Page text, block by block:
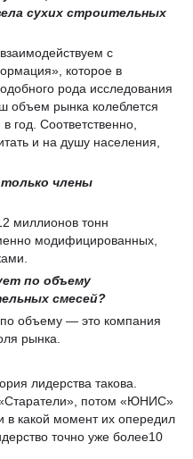
сухих строительных
с
которое в
рода исследования
объем рынка колеблется
год. Соответственно,
и на душу населения,
только члены
миллионов тонн
модифицированных,
по объему
смесей?
объему — это компания
рынка.
лидерства такова.
потом «ЮНИС»
в какой момент их опередил
точно уже более10